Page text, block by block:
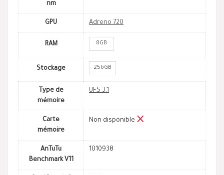
nm
GPU Adreno 720
RAM 8GB
Stockage 256GB
Type de
mémoire
UFS 3.1
Carte
mémoire
Non disponible
AnTuTu
Benchmark V11
1010938